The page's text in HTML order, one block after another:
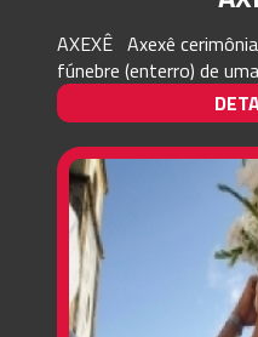
AXEXÊ Axexê
fúnebre (enterro) de